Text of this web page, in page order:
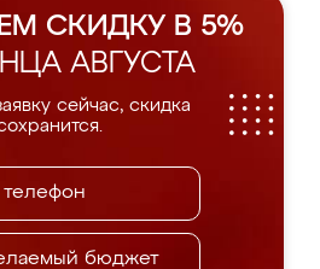
СКИДКУ В 5%
АВГУСТА
сейчас, скидка
бюджет